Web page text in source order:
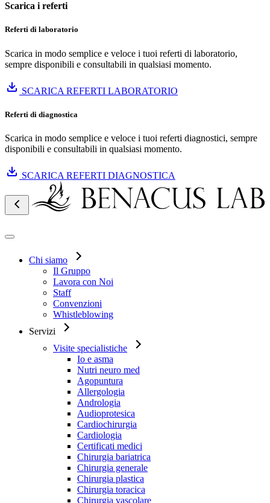
Scarica i referti
Referti di laboratorio
Scarica in modo semplice e veloce i tuoi referti di laboratorio,
sempre disponibili e consultabili in qualsiasi momento.
SCARICA REFERTI LABORATORIO
Referti di diagnostica
Scarica in modo semplice e veloce i tuoi referti diagnostici, sempre
disponibili e consultabili in qualsiasi momento.
SCARICA REFERTI DIAGNOSTICA
Chi siamo
Il Gruppo
Lavora con Noi
Staff
Convenzioni
Whistleblowing
Servizi
Visite specialistiche
Io e asma
Nutri neuro med
Agopuntura
Allergologia
Andrologia
Audioprotesica
Cardiochirurgia
Cardiologia
Certificati medici
Chirurgia bariatrica
Chirurgia generale
Chirurgia plastica
Chirurgia toracica
Chirurgia vascolare